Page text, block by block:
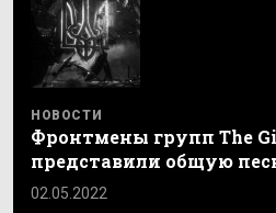
НОВОСТИ
Фронтмены групп The
представили общую
02.05.2022